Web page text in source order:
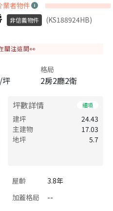
業者物件
非信義物件
(KS188924HB)
關注這間👀
坪
格局
2房2廳2衛
坪數詳情 細項
建坪
24.43
主建物
17.03
地坪
5.7
屋齡
3.8年
加蓋格局
--